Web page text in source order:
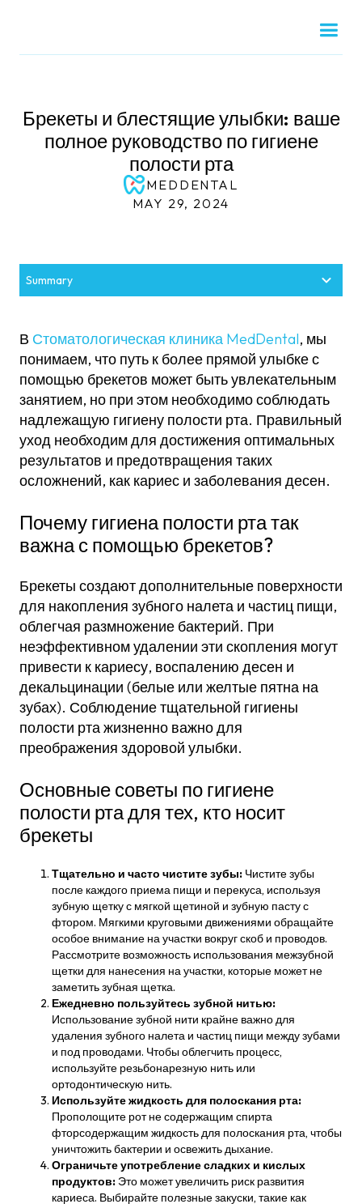
Брекеты и блестящие улыбки: ваше
полное руководство по гигиене
полости рта
MEDDENTAL
MAY 29, 2024
Summary
помощью брекетов?
тех, кто носит брекеты
помочь
В Стоматологическая клиника MedDental, мы
понимаем, что путь к более прямой улыбке с
помощью брекетов может быть увлекательным
занятием, но при этом необходимо соблюдать
надлежащую гигиену полости рта. Правильный
уход необходим для достижения оптимальных
результатов и предотвращения таких
осложнений, как кариес и заболевания десен.
Почему гигиена полости рта так
важна с помощью брекетов?
Брекеты создают дополнительные поверхности
для накопления зубного налета и частиц пищи,
облегчая размножение бактерий. При
неэффективном удалении эти скопления могут
привести к кариесу, воспалению десен и
декальцинации (белые или желтые пятна на
зубах). Соблюдение тщательной гигиены
полости рта жизненно важно для
преображения здоровой улыбки.
Основные советы по гигиене
полости рта для тех, кто носит
брекеты
Тщательно и часто чистите зубы: Чистите зубы
после каждого приема пищи и перекуса, используя
зубную щетку с мягкой щетиной и зубную пасту с
фтором. Мягкими круговыми движениями обращайте
особое внимание на участки вокруг скоб и проводов.
Рассмотрите возможность использования межзубной
щетки для нанесения на участки, которые может не
заметить зубная щетка.
Ежедневно пользуйтесь зубной нитью:
Использование зубной нити крайне важно для
удаления зубного налета и частиц пищи между зубами
и под проводами. Чтобы облегчить процесс,
используйте резьбонарезную нить или
ортодонтическую нить.
Используйте жидкость для полоскания рта:
Прополощите рот не содержащим спирта
фторсодержащим жидкость для полоскания рта, чтобы
уничтожить бактерии и освежить дыхание.
Ограничьте употребление сладких и кислых
продуктов: Это может увеличить риск развития
кариеса. Выбирайте полезные закуски, такие как